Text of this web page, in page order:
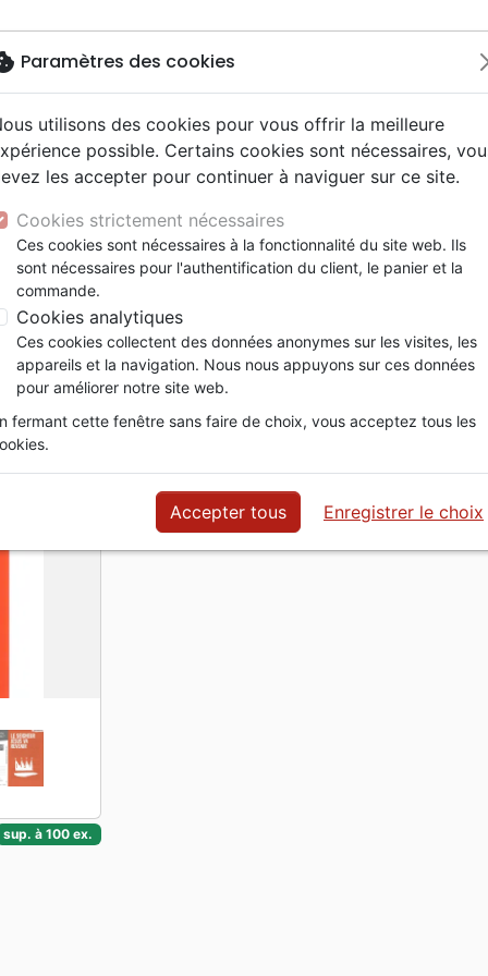
NouveautésBibles
courant / NFC
fondamental
Autres versions
Bibles d'étude
Bibles audio
Bibles gros caractères
Calendriers
autres langues
Livres
adoration
santé +
famille +
Messianique
+
bio
spirituel
Mission, évangélisation
Fin des temps
Personnages de la Bible
Création, évolution
Théâtre, saynettes
Jeunesse
6-9 ans
9-12 ans
jeunes
Enseignement jeunesse
Livres d'activités
Cadeaux Bébé
enfant Recueils et partitions
DVD concert
cultuels
Croix/cadres
Porte clés
Posters
Bloc notes
Seigneur Jésus va revenir
Le Seigneur Jésus va revenir
Détails du produit
Référence
SV020FR
EAN / ISBN
Editeur
BIBLE &
Langue Français
sup. à 100 ex.
Paramètres des cookies
utilisons des cookies pour vous offrir la meilleure
possible. Certains cookies sont nécessaires,
les accepter pour continuer à naviguer sur ce site.
Cookies strictement nécessaires
Ces cookies sont nécessaires à la fonctionnalité du site web. Ils
sont nécessaires pour l'authentification du client, le panier et la
commande.
Cookies analytiques
Ces cookies collectent des données anonymes sur les visites, les
appareils et la navigation. Nous nous appuyons sur ces données
pour améliorer notre site web.
fermant cette fenêtre sans faire de choix, vous acceptez tous les
Accepter tous Enregistrer le choix